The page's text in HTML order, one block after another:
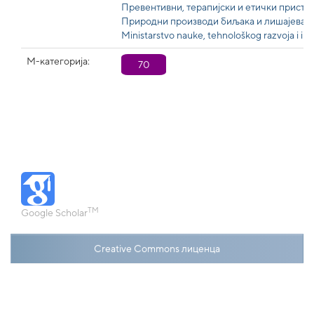
Превентивни, терапијски и етички
Природни производи биљака и лишајева:
Ministarstvo nauke, tehnološkog razvoja i
М-категорија: 70
Google ScholarTM
Creative Commons лиценца